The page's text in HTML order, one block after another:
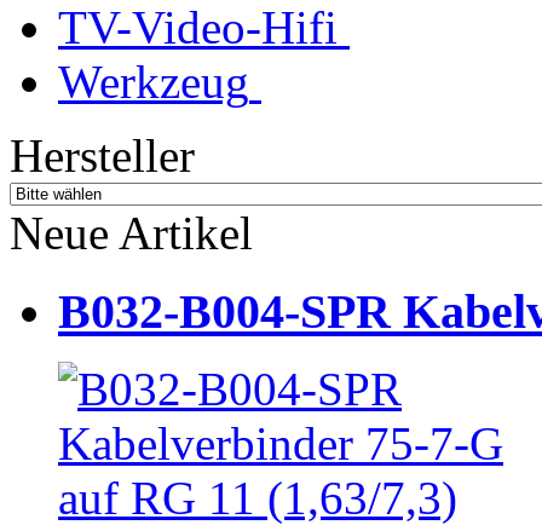
TV-Video-Hifi
Werkzeug
Hersteller
Neue Artikel
B032-B004-SPR